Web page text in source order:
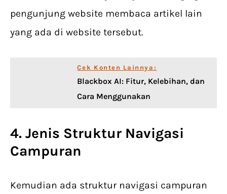
pengunjung website membaca artikel lain
yang ada di website tersebut.
Cek Konten Lainnya:
Blackbox AI: Fitur, Kelebihan, dan
Cara Menggunakan
4. Jenis Struktur Navigasi
Campuran
Kemudian ada struktur navigasi campuran